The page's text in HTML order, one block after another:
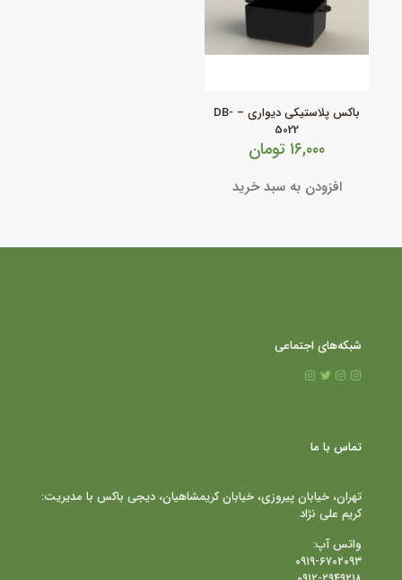
باکس پلاستیکی دیواری – DB-
5022
۱۶,۰۰۰ تومان
افزودن به سبد خرید
شبکه‌های اجتماعی
تماس با ما
تهران، خیابان پیروزی، خیابان کریمشاهیان، دیجی باکس با مدیریت:
کریم علی نژاد
واتس آپ:
۰۹۱۹-۶۷۰۲۰۹۳